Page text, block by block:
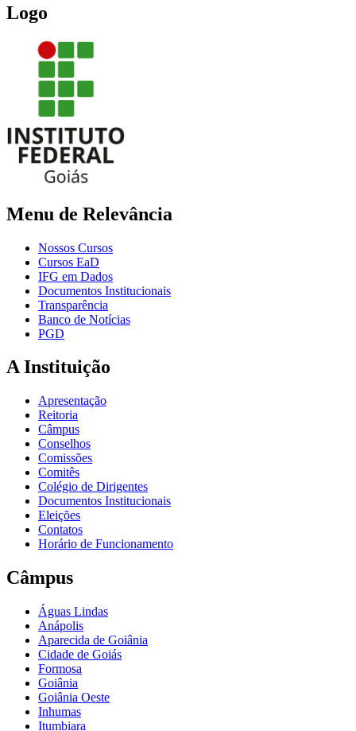
Logo
Menu de Relevância
Nossos Cursos
Cursos EaD
IFG em Dados
Documentos Institucionais
Transparência
Banco de Notícias
PGD
A Instituição
Apresentação
Reitoria
Câmpus
Conselhos
Comissões
Comitês
Colégio de Dirigentes
Documentos Institucionais
Eleições
Contatos
Horário de Funcionamento
Câmpus
Águas Lindas
Anápolis
Aparecida de Goiânia
Cidade de Goiás
Formosa
Goiânia
Goiânia Oeste
Inhumas
Itumbiara